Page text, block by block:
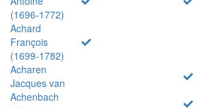
(1696-1772)
Achard
François
(1699-1782)
Acharen
Jacques van
Achenbach